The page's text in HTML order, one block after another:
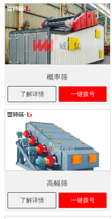
概率筛
了解详情 一键拨号
高幅筛
了解详情 一键拨号